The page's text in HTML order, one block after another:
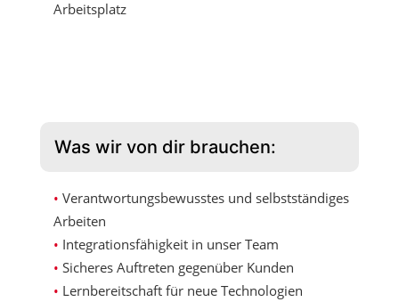
Arbeitsplatz
Was wir von dir brauchen:
Verantwortungsbewusstes und selbstständiges
Arbeiten
Integrationsfähigkeit in unser Team
Sicheres Auftreten gegenüber Kunden
Lernbereitschaft für neue Technologien